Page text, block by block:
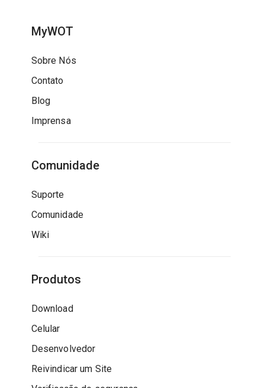
MyWOT
Sobre Nós
Contato
Blog
Imprensa
Comunidade
Suporte
Comunidade
Wiki
Produtos
Download
Celular
Desenvolvedor
Reivindicar um Site